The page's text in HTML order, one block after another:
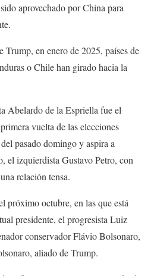
aprovechado por China para
Trump, en enero de 2025, países de
o Chile han girado hacia la
Abelardo de la Espriella fue el
vuelta de las elecciones
pasado domingo y aspira a
el izquierdista Gustavo Petro, con
relación tensa.
próximo octubre, en las que está
presidente, el progresista Luiz
conservador Flávio Bolsonaro,
aliado de Trump.